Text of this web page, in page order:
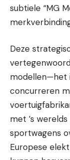
subtiele “MG
Deze
modellen—het
concurreren
met ’s
sportwagens
Europese